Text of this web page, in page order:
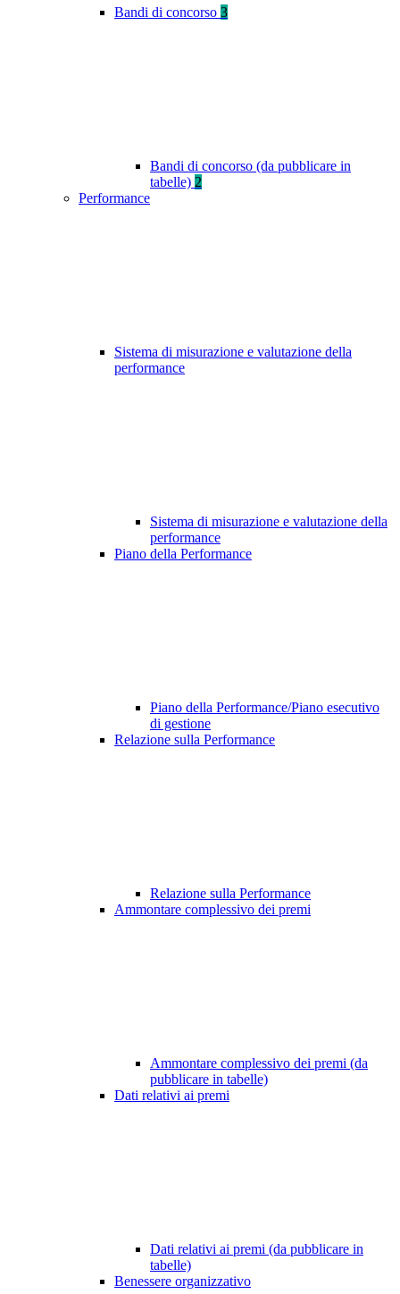
Bandi di concorso 3
Bandi di concorso (da pubblicare in
tabelle) 2
Performance
Sistema di misurazione e valutazione della
performance
Sistema di misurazione e valutazione della
performance
Piano della Performance
Piano della Performance/Piano esecutivo
di gestione
Relazione sulla Performance
Relazione sulla Performance
Ammontare complessivo dei premi
Ammontare complessivo dei premi (da
pubblicare in tabelle)
Dati relativi ai premi
Dati relativi ai premi (da pubblicare in
tabelle)
Benessere organizzativo